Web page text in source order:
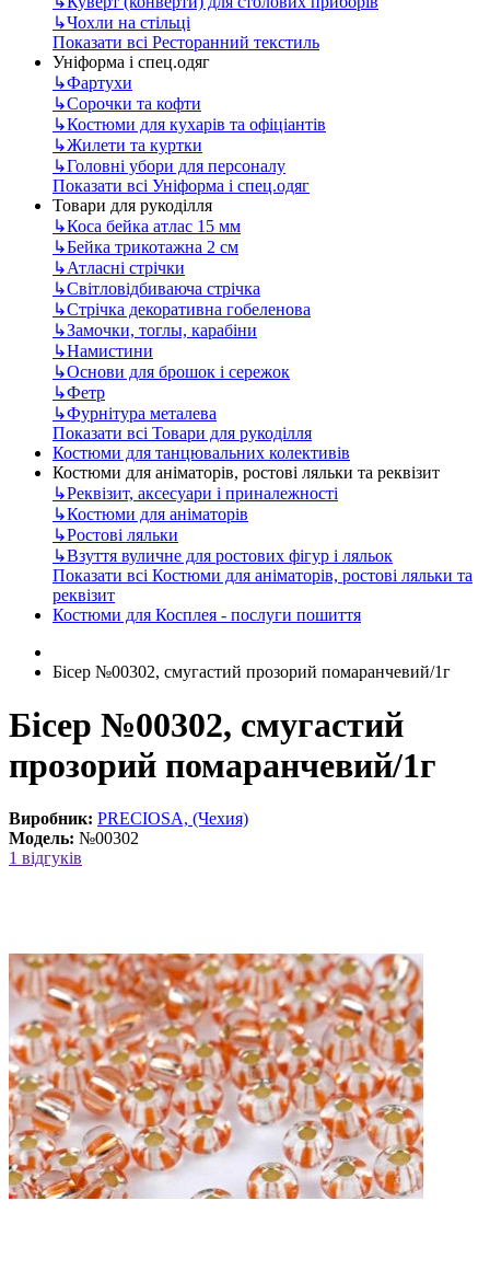
↳Чохли на стільці
Показати всі Ресторанний текстиль
Уніформа і спец.одяг
↳Фартухи
↳Сорочки та кофти
↳Костюми для кухарів та офіціантів
↳Жилети та куртки
↳Головні убори для персоналу
Показати всі Уніформа і спец.одяг
Товари для рукоділля
↳Коса бейка атлас 15 мм
↳Бейка трикотажна 2 см
↳Атласні стрічки
↳Світловідбиваюча стрічка
↳Стрічка декоративна гобеленова
↳Замочки, тоглы, карабіни
↳Намистини
↳Основи для брошок і сережок
↳Фетр
↳Фурнітура металева
Показати всі Товари для рукоділля
Костюми для танцювальних колективів
Костюми для аніматорів, ростові ляльки та реквізит
↳Реквізит, аксесуари і приналежності
↳Костюми для аніматорів
↳Ростові ляльки
↳Взуття вуличне для ростових фігур і ляльок
Показати всі Костюми для аніматорів, ростові ляльки та
реквізит
Костюми для Косплея - послуги пошиття
Бісер №00302, смугастий прозорий помаранчевий/1г
Бісер №00302, смугастий
прозорий помаранчевий/1г
Виробник: PRECIOSA, (Чехия)
Модель: №00302
1 відгуків